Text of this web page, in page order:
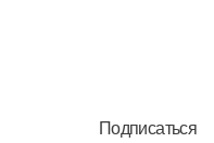
Подписаться